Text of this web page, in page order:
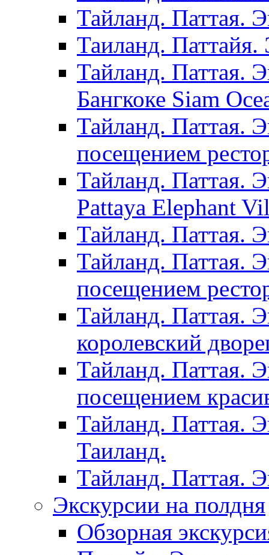
Тайланд. Паттая.
Таиланд.
Тайланд. Паттая.
Бангкоке Siam
Тайланд. Паттая.
посещением
Тайланд. Паттая.
Pattaya Elephant
Тайланд. Паттая.
Тайланд. Паттая.
посещением
Тайланд. Паттая.
королевский
Тайланд. Паттая.
посещением
Тайланд. Паттая.
Таиланд.
Тайланд. Паттая.
Экскурсии на полдня
Обзорная